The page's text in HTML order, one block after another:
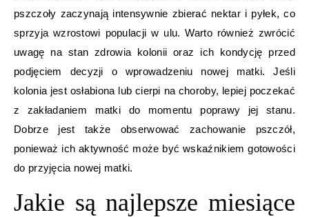
pszczoły zaczynają intensywnie zbierać nektar i pyłek, co
sprzyja wzrostowi populacji w ulu. Warto również zwrócić
uwagę na stan zdrowia kolonii oraz ich kondycję przed
podjęciem decyzji o wprowadzeniu nowej matki. Jeśli
kolonia jest osłabiona lub cierpi na choroby, lepiej poczekać
z zakładaniem matki do momentu poprawy jej stanu.
Dobrze jest także obserwować zachowanie pszczół,
ponieważ ich aktywność może być wskaźnikiem gotowości
do przyjęcia nowej matki.
Jakie są najlepsze miesiące